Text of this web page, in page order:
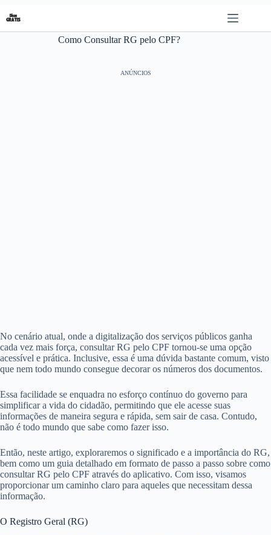
para
o
Como Consultar RG pelo CPF?
ANÚNCIOS
No cenário atual, onde a digitalização dos serviços públicos ganha
cada vez mais força, consultar RG pelo CPF tornou-se uma opção
acessível e prática. Inclusive, essa é uma dúvida bastante comum, visto
que nem todo mundo consegue decorar os números dos documentos.
Essa facilidade se enquadra no esforço contínuo do governo para
simplificar a vida do cidadão, permitindo que ele acesse suas
informações de maneira segura e rápida, sem sair de casa. Contudo,
não é todo mundo que sabe como fazer isso.
Então, neste artigo, exploraremos o significado e a importância do RG,
bem como um guia detalhado em formato de passo a passo sobre como
consultar RG pelo CPF através do aplicativo. Com isso, visamos
proporcionar um caminho claro para aqueles que necessitam dessa
informação.
O Registro Geral (RG)